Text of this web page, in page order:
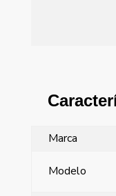
Marca
Modelo